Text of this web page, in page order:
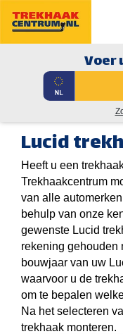
Voer
Lucid
Heeft u een
Trekhaakcentrum
van alle
behulp van onze
gewenste Lucid
rekening gehouden
bouwjaar van uw
waarvoor u de
om te bepalen
Na het selecteren
trekhaak monteren.